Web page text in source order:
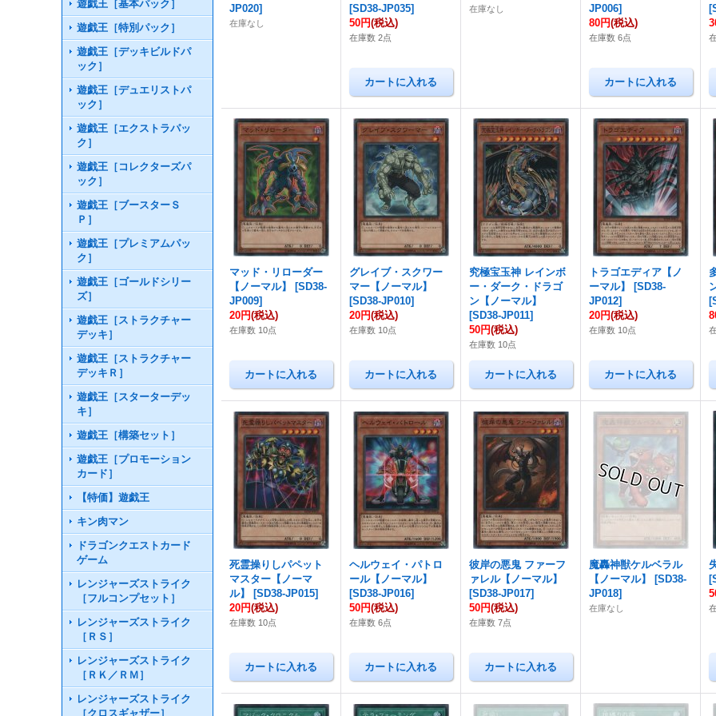
遊戯王［基本パック］
遊戯王［特別パック］
遊戯王［デッキビルドパ
ック］
遊戯王［デュエリストパ
ック］
遊戯王［エクストラパッ
ク］
遊戯王［コレクターズパ
ック］
遊戯王［ブースターＳ
Ｐ］
遊戯王［プレミアムパッ
ク］
遊戯王［ゴールドシリー
ズ］
遊戯王［ストラクチャー
デッキ］
遊戯王［ストラクチャー
デッキＲ］
遊戯王［スターターデッ
キ］
遊戯王［構築セット］
遊戯王［プロモーション
カード］
【特価】遊戯王
キン肉マン
ドラゴンクエストカード
ゲーム
レンジャーズストライク
［フルコンプセット］
レンジャーズストライク
［ＲＳ］
レンジャーズストライク
［ＲＫ／ＲＭ］
レンジャーズストライク
［クロスギャザー］
JP020]
在庫なし
[SD38-JP035]
50円(税込)
在庫数 2点
在庫なし JP006]
80円(税込)
在庫数 6点
[
マッド・リローダー
【ノーマル】
[SD38-
JP009]
20円(税込)
在庫数 10点
グレイブ・スクワー
マー【ノーマル】
[SD38-JP010]
20円(税込)
在庫数 10点
究極宝玉神 レインボ
ー・ダーク・ドラゴ
ン【ノーマル】
[SD38-JP011]
50円(税込)
在庫数 10点
トラゴエディア【ノ
ーマル】
[SD38-
JP012]
20円(税込)
在庫数 10点
[
死霊操りしパペット
マスター【ノーマ
ル】
[SD38-JP015]
20円(税込)
在庫数 10点
ヘルウェイ・パトロ
ール【ノーマル】
[SD38-JP016]
50円(税込)
在庫数 6点
彼岸の悪鬼 ファーフ
ァレル【ノーマル】
[SD38-JP017]
50円(税込)
在庫数 7点
魔轟神獣ケルベラル
【ノーマル】
[SD38-
JP018]
在庫なし
[